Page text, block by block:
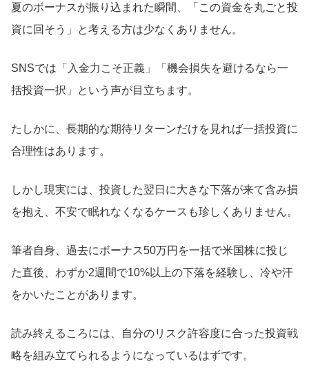
夏のボーナスが振り込まれた瞬間、「この資金を丸ごと投
資に回そう」と考える方は少なくありません。
SNSでは「入金力こそ正義」「機会損失を避けるなら一
括投資一択」という声が目立ちます。
たしかに、長期的な期待リターンだけを見れば一括投資に
合理性はあります。
しかし現実には、投資した翌日に大きな下落が来て含み損
を抱え、不安で眠れなくなるケースも珍しくありません。
筆者自身、過去にボーナス50万円を一括で米国株に投じ
た直後、わずか2週間で10%以上の下落を経験し、冷や汗
をかいたことがあります。
読み終えるころには、自分のリスク許容度に合った投資戦
略を組み立てられるようになっているはずです。